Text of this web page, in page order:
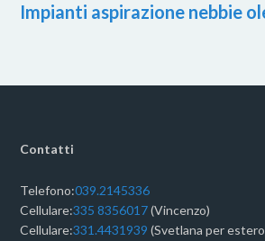
Impianti aspirazione nebbie
Contatti
Telefono:039.2145336
Cellulare:335 8356017(Vincenzo)
Cellulare:331.4431939 (Svetlana per